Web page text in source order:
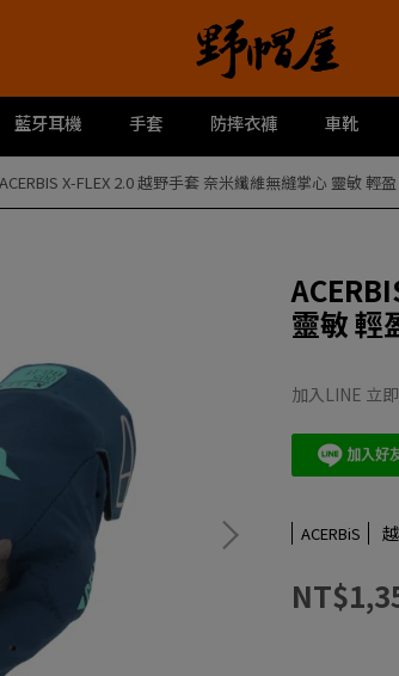
藍牙耳機 手套 防摔衣褲 車靴
X-FLEX 2.0 越野手套 奈米纖維無縫掌心 靈敏 輕
靈敏 輕
加入LINE 立即
ACERBiS